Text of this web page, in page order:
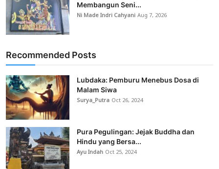
Membangun Seni...
Ni Made Indri CahyaniAug 7, 2026
Recommended Posts
Lubdaka: Pemburu Menebus Dosa di
Malam Siwa
Surya_Putra Oct 26, 2024
Pura Pegulingan: Jejak Buddha dan
Hindu yang Bersa...
Ayu Indah Oct 25, 2024